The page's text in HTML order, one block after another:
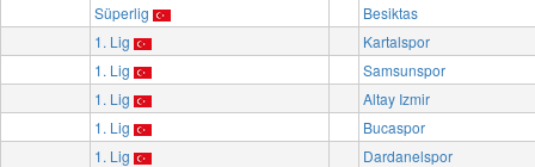
Süperlig
Besiktas
1. Lig
Kartalspor
1. Lig
Samsunspor
1. Lig
Altay Izmir
1. Lig
Bucaspor
1. Lig
Dardanelspor